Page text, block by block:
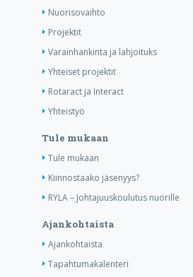
Nuorisovaihto
Projektit
Varainhankinta ja lahjoituks
Yhteiset projektit
Rotaract ja Interact
Yhteistyö
Tule mukaan
Tule mukaan
Kiinnostaako jäsenyys?
RYLA – Johtajuuskoulutus nuorille
Ajankohtaista
Ajankohtaista
Tapahtumakalenteri